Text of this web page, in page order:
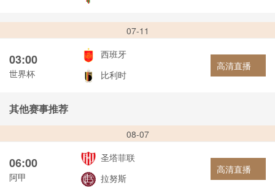
07-11
03:00
世界杯
西班牙
比利时
高清直播
其他赛事推荐
08-07
06:00
阿甲
圣塔菲联
拉努斯
高清直播